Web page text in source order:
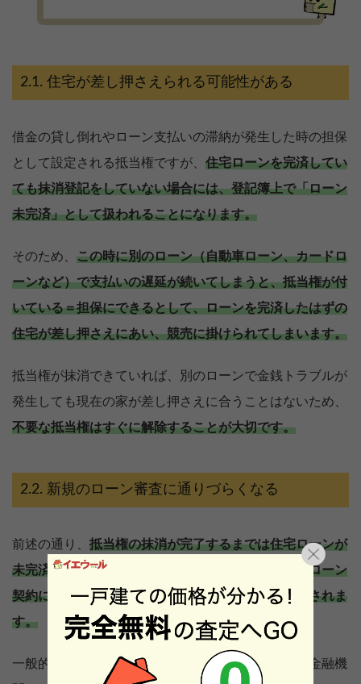
住宅が差し押さえられる可能性がある
借金の貸し倒れやローン支払いの滞納が発生した時の担保
として設定される抵当権ですが、 住宅ローンを完済してい
ても抹消登記をしていない場合には、登記簿上で「ローン
未完済」として扱われることになります。
そのため、 この時に別のローン（自動車ローン、カードロ
ーンなど）で支払いの遅延が続いてしまうと、抵当権が付
いている＝担保にできるとして、ローンを完済したはずの
住宅が差し押さえにあい、競売に掛けられてしまいます。
抵当権が抹消できていれば、別のローンで金銭トラブルが
発生しても現在の家が差し押さえに合うことはないため、
不要な抵当権はすぐに解除することが大切です。
新規のローン審査に通りづらくなる
前述の通り、 抵当権の抹消が完了するまでは住宅ローンが
未完済であるとみなされるため、その状態で新規のローン
契約に踏み切っても審査には通りづらいことが予想されま
す。
一般的に、複数のローン支払いを抱えている顧客は金融機